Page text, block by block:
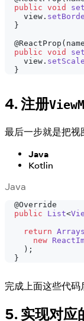
public void
    view
.
}
@ReactProp (
public void
    view
.
}
4. 注册
最后一步就是把视
Java
Kotlin
Java
@Override
public
List<
return Arrays
new
) ;
}
完成上面这些代
5. 实现对